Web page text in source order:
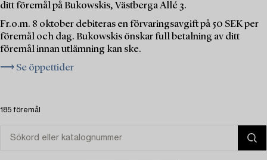
ditt föremål på Bukowskis, Västberga Allé 3.
Fr.o.m. 8 oktober debiteras en förvaringsavgift på 50 SEK per
föremål och dag. Bukowskis önskar full betalning av ditt
föremål innan utlämning kan ske.
⟶ Se öppettider
185 föremål